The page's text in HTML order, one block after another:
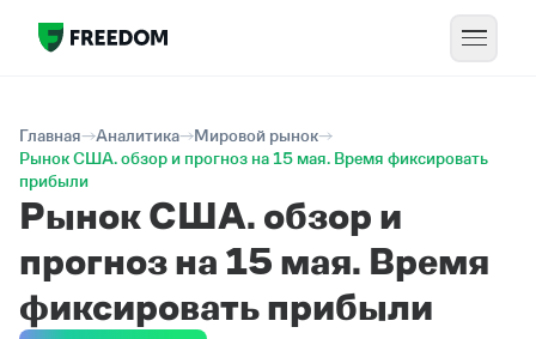
Главная Аналитика
Мировой рынок
Рынок США. обзор и прогноз на 15 мая. Время фиксировать
прибыли
Рынок США. обзор и
прогноз на 15 мая. Время
фиксировать прибыли